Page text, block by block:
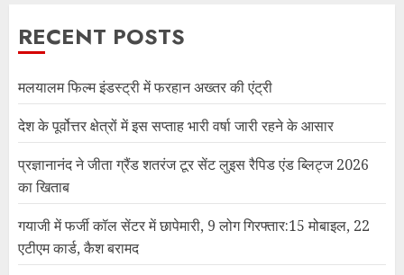
RECENT POSTS
मलयालम फिल्म इंडस्ट्री में फरहान अख्तर की एंट्री
देश के पूर्वोत्तर क्षेत्रों में इस सप्ताह भारी वर्षा जारी रहने के आसार
प्रज्ञानानंद ने जीता ग्रैंड शतरंज टूर सेंट लुइस रैपिड एंड ब्लिट्ज 2026
का खिताब
गयाजी में फर्जी कॉल सेंटर में छापेमारी, 9 लोग गिरफ्तार:15 मोबाइल, 22
एटीएम कार्ड, कैश बरामद